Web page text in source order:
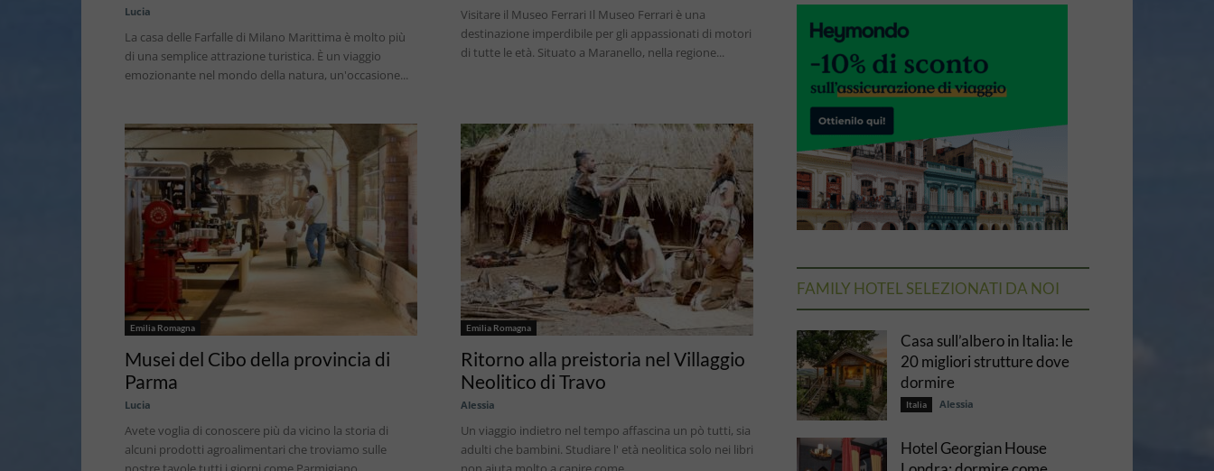
Lucia
La casa delle Farfalle di Milano Marittima è molto più
di una semplice attrazione turistica. È un viaggio
emozionante nel mondo della natura, un'occasione...
Visitare il Museo Ferrari Il Museo Ferrari è una
destinazione imperdibile per gli appassionati di motori
di tutte le età. Situato a Maranello, nella regione...
Emilia Romagna
Musei del Cibo della provincia di
Parma
Lucia
Avete voglia di conoscere più da vicino la storia di
alcuni prodotti agroalimentari che troviamo sulle
Emilia Romagna
Ritorno alla preistoria nel Villaggio
Neolitico di Travo
Alessia
Un viaggio indietro nel tempo affascina un pò tutti, sia
adulti che bambini. Studiare l' età neolitica solo nei libri
FAMILY HOTEL SELEZIONATI DA NOI
Casa sull’albero in Italia: le
20 migliori strutture dove
dormire
Italia Alessia
Hotel Georgian House